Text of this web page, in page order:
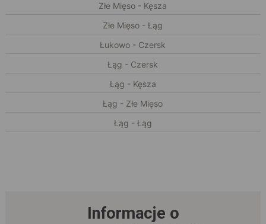
Złe Mięso - Kęsza
Złe Mięso - Łąg
Łukowo - Czersk
Łąg - Czersk
Łąg - Kęsza
Łąg - Złe Mięso
Łąg - Łąg
Informacje o